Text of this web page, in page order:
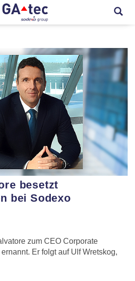
besetzt
bei Sodexo
zum CEO Corporate
Er folgt auf Ulf Wretskog,